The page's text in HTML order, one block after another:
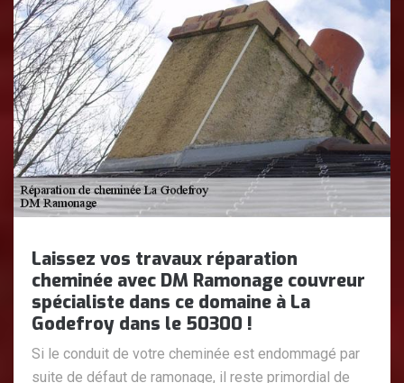
Laissez vos travaux réparation
cheminée avec DM Ramonage couvreur
spécialiste dans ce domaine à La
Godefroy dans le 50300 !
Si le conduit de votre cheminée est endommagé par
suite de défaut de ramonage, il reste primordial de